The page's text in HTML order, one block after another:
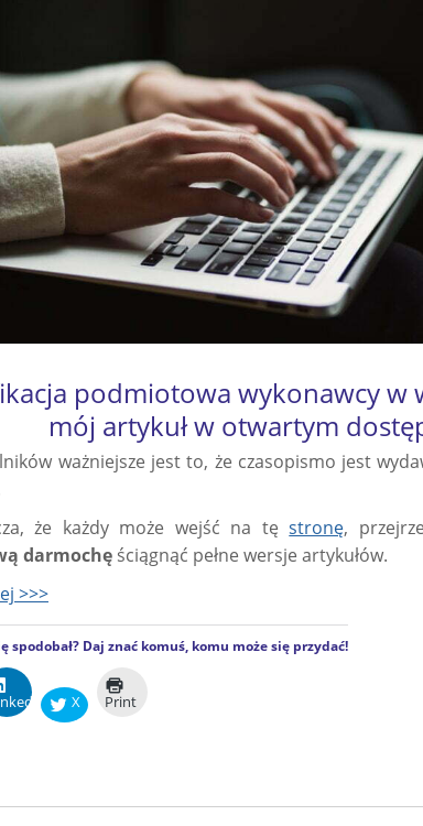
podmiotowa wykonawcy w
mój artykuł w otwartym
ważniejsze jest to, że czasopismo jest
że każdy może wejść na tęstronę,
darmochę ściągnąć pełne wersje artykułów.
>>>
spodobał? Daj znać komuś, komu może się przydać!
X Print